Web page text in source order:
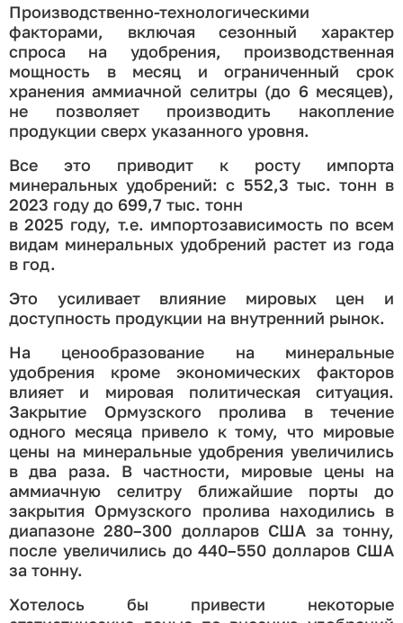
Производственно-технологическими
факторами, включая сезонный характер
спроса на удобрения, производственная
мощность в месяц и ограниченный срок
хранения аммиачной селитры (до 6 месяцев),
не позволяет производить накопление
продукции сверх указанного уровня.
Все это приводит к росту импорта
минеральных удобрений: с 552,3 тыс. тонн в
2023 году до 699,7 тыс. тонн
в 2025 году, т.е. импортозависимость по всем
видам минеральных удобрений растет из года
в год.
Это усиливает влияние мировых цен и
доступность продукции на внутренний рынок.
На ценообразование на минеральные
удобрения кроме экономических факторов
влияет и мировая политическая ситуация.
Закрытие Ормузского пролива в течение
одного месяца привело к тому, что мировые
цены на минеральные удобрения увеличились
в два раза. В частности, мировые цены на
аммиачную селитру ближайшие порты до
закрытия Ормузского пролива находились в
диапазоне 280–300 долларов США за тонну,
после увеличились до 440–550 долларов США
за тонну.
Хотелось бы привести некоторые